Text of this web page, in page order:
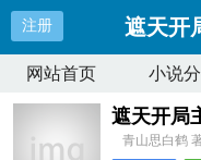
注册 遮天开
网站首页 小说
遮天开局
青山思白鹤